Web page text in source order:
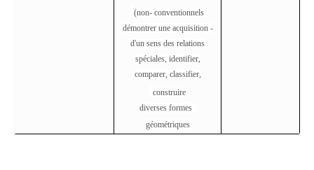
non- conventionnels)
- démontrer une acquisition
d'un sens des relations
spéciales, identifier,
comparer, classifier,
construire
diverses formes
géométriques